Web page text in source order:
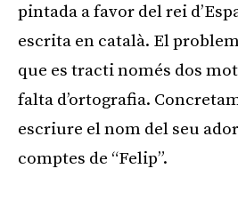
pintada a favor del rei
escrita en català. El
que es tracti només dos
falta d’ortografia.
escriure el nom del seu
comptes de “Felip”.